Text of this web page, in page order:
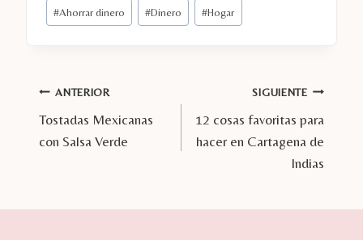
de
#Ahorrar dinero #Dinero #Hogar
Navegación
de
ANTERIOR
Tostadas Mexicanas
con Salsa Verde
SIGUIENTE
12 cosas favoritas para
hacer en Cartagena de
Indias